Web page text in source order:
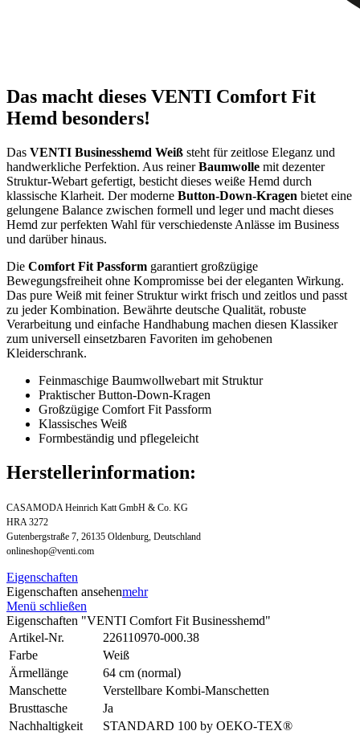
Das macht dieses VENTI Comfort Fit
Hemd besonders!
Das VENTI Businesshemd Weiß steht für zeitlose Eleganz und
handwerkliche Perfektion. Aus reinerBaumwolle mit dezenter
Struktur-Webart gefertigt, besticht dieses weiße Hemd durch
klassische Klarheit. Der moderne Button-Down-Kragen bietet eine
gelungene Balance zwischen formell und leger und macht dieses
Hemd zur perfekten Wahl für verschiedenste Anlässe im Business
und darüber hinaus.
Die Comfort Fit Passform garantiert großzügige
Bewegungsfreiheit ohne Kompromisse bei der eleganten Wirkung.
Das pure Weiß mit feiner Struktur wirkt frisch und zeitlos und passt
zu jeder Kombination. Bewährte deutsche Qualität, robuste
Verarbeitung und einfache Handhabung machen diesen Klassiker
zum universell einsetzbaren Favoriten im gehobenen
Kleiderschrank.
Feinmaschige Baumwollwebart mit Struktur
Praktischer Button-Down-Kragen
Großzügige Comfort Fit Passform
Klassisches Weiß
Formbeständig und pflegeleicht
Herstellerinformation:
CASAMODA Heinrich Katt GmbH & Co. KG
HRA 3272
Gutenbergstraße 7, 26135 Oldenburg, Deutschland
onlineshop@venti.com
Eigenschaften
Eigenschaften ansehenmehr
Menü schließen
Eigenschaften "VENTI Comfort Fit Businesshemd"
Artikel-Nr.
226110970-000.38
Farbe
Weiß
Ärmellänge
64 cm (normal)
Manschette
Verstellbare Kombi-Manschetten
Brusttasche
Ja
Nachhaltigkeit
STANDARD 100 by OEKO-TEX®